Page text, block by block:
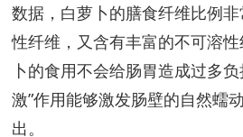
数据，白萝卜的膳食纤维比例
性纤维，又含有丰富的不可溶
卜的食用不会给肠胃造成过多
激”作用能够激发肠壁的自然蠕
出。